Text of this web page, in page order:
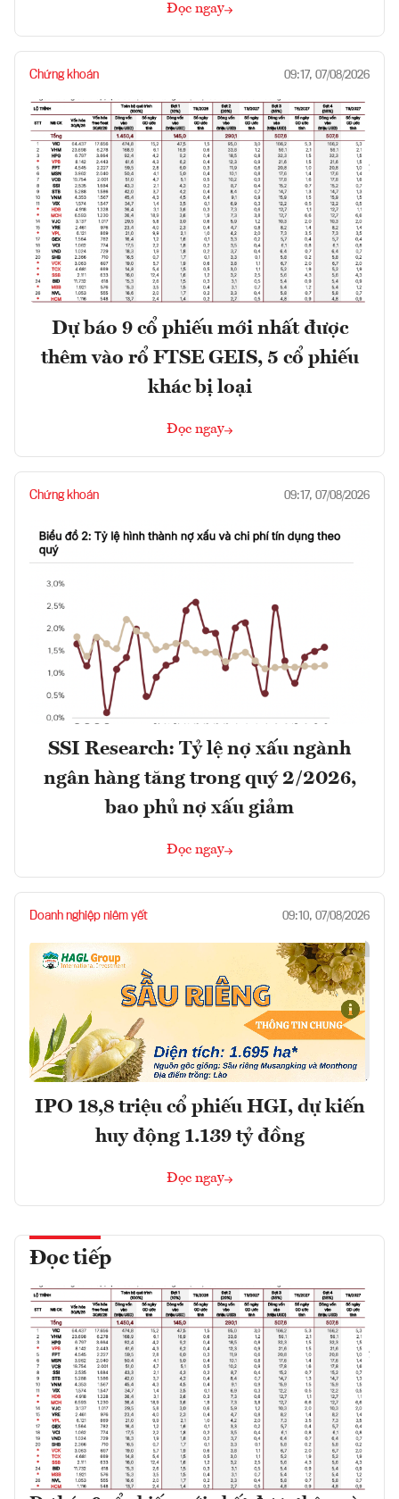
Đọc ngay
Chứng khoán 09:17, 07/08/2026
Dự báo 9 cổ phiếu mới nhất được
thêm vào rổ FTSE GEIS, 5 cổ phiếu
khác bị loại
Đọc ngay
Chứng khoán 09:17, 07/08/2026
SSI Research: Tỷ lệ nợ xấu ngành
ngân hàng tăng trong quý 2/2026,
bao phủ nợ xấu giảm
Đọc ngay
Doanh nghiệp niêm yết 09:10, 07/08/2026
IPO 18,8 triệu cổ phiếu HGI, dự kiến
huy động 1.139 tỷ đồng
Đọc ngay
Đọc tiếp